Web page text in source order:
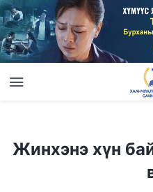
Жинхэнэ хүн байх гэж юу
Жинхэнэ хүн